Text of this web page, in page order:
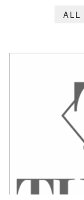
ALL